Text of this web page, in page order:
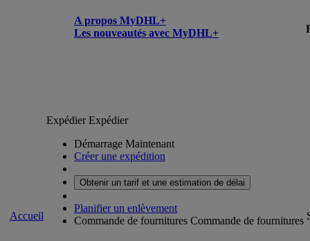
A propos MyDHL+
Les nouveautés avec MyDHL+
Accueil
ExpédierExpédier
Démarrage Maintenant
Créer une expédition
Obtenir un tarif et une estimation de délai
Planifier un enlèvement
Commande de fournitures Commande de fournitures